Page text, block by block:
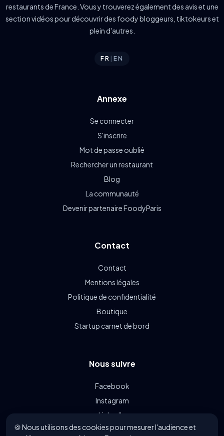
restaurants de France. Vous y trouverez également des avis et une
section vidéos pour découvrir des foody bloggeurs, tiktokeurs et
plein d'autres.
FR |EN
Annexe
Se connecter
S'inscrire
Mot de passe oublié
Rechercher un restaurant
Blog
La communauté
Devenir partenaire FoodyParis
Contact
Contact
Mentions légales
Politique de confidentialité
Boutique
Startup carnet de bord
Nous suivre
Facebook
Instagram
LinkedIn
Linkin.bio
🍪 Nous utilisons des cookies pour mesurer l'audience et